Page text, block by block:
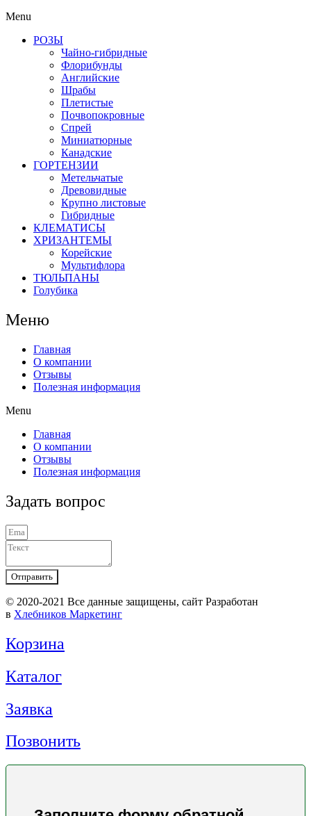
Menu
РОЗЫ
Чайно-гибридные
Флорибунды
Английские
Шрабы
Плетистые
Почвопокровные
Спрей
Миниатюрные
Канадские
ГОРТЕНЗИИ
Метельчатые
Древовидные
Крупно листовые
Гибридные
КЛЕМАТИСЫ
ХРИЗАНТЕМЫ
Корейские
Мультифлора
ТЮЛЬПАНЫ
Голубика
Меню
Главная
О компании
Отзывы
Полезная информация
Menu
Главная
О компании
Отзывы
Полезная информация
Задать вопрос
Отправить
© 2020-2021 Вcе данные защищены, сайт Разработан
в Хлебников Маркетинг
Корзина
Каталог
Заявка
Позвонить